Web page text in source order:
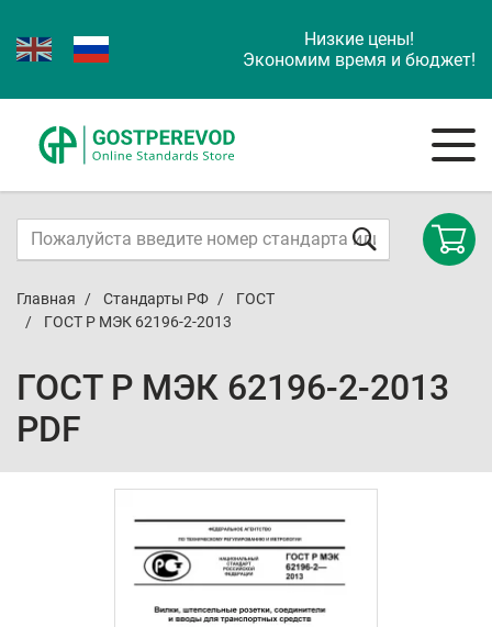
Низкие цены!
Экономим время и бюджет!
Главная Стандарты РФ
ГОСТ
ГОСТ Р МЭК 62196-2-2013
ГОСТ Р МЭК 62196-2-2013
PDF